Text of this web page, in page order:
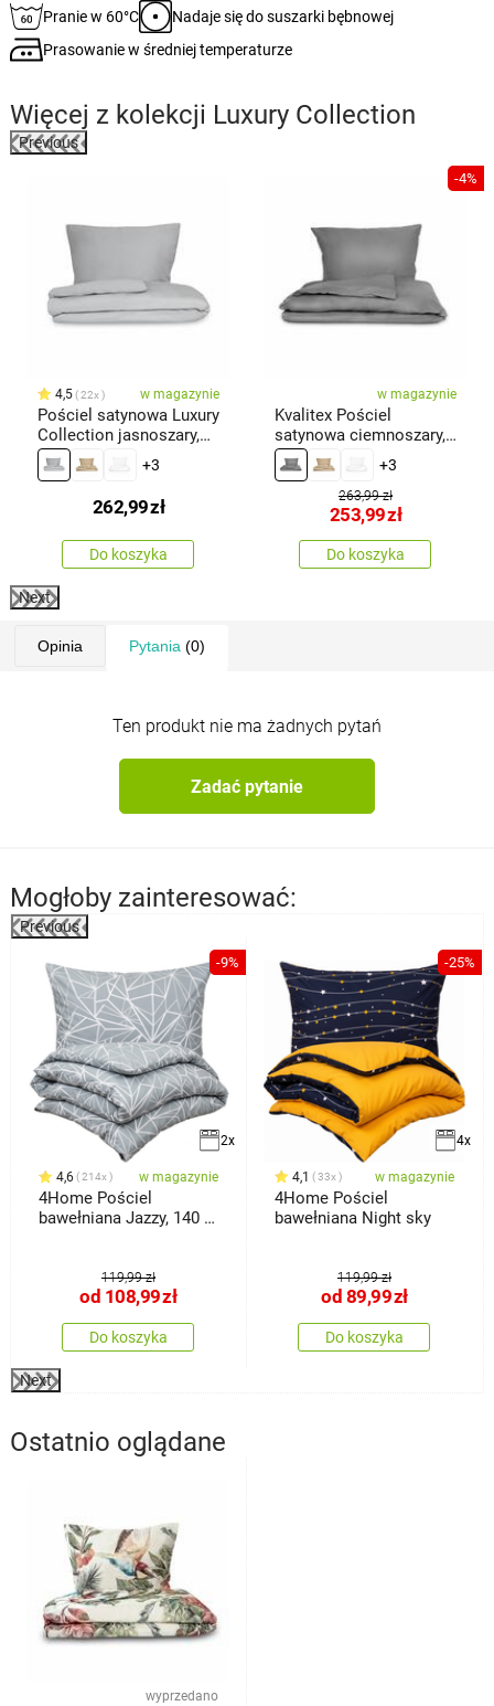
Pranie w 60°C
Nadaje się do suszarki bębnowej
Prasowanie w średniej temperaturze
Więcej z kolekcji Luxury Collection
Previous
4,5 22x w magazynie
Pościel satynowa Luxury
Collection jasnoszary,
140 x 200 cm, 70 x 90
cm
+3
262,99zł
Do koszyka
-4%
w magazynie
Kvalitex Pościel
satynowa ciemnoszary,
140 × 200 cm, 70 × 90
cm
+3
263,99 zł
253,99zł
Do koszyka
Next
Opinia Pytania (0)
Ten produkt nie ma żadnych pytań
Zadać pytanie
Mogłoby zainteresować:
Previous
-9%
2x
4,6 214x w magazynie
4Home Pościel
bawełniana Jazzy, 140 x
119,99 zł
od 108,99zł
Do koszyka
-25%
4x
4,1 33x w magazynie
4Home Pościel
bawełniana Night sky
119,99 zł
od 89,99zł
Do koszyka
Next
Ostatnio oglądane
wyprzedano